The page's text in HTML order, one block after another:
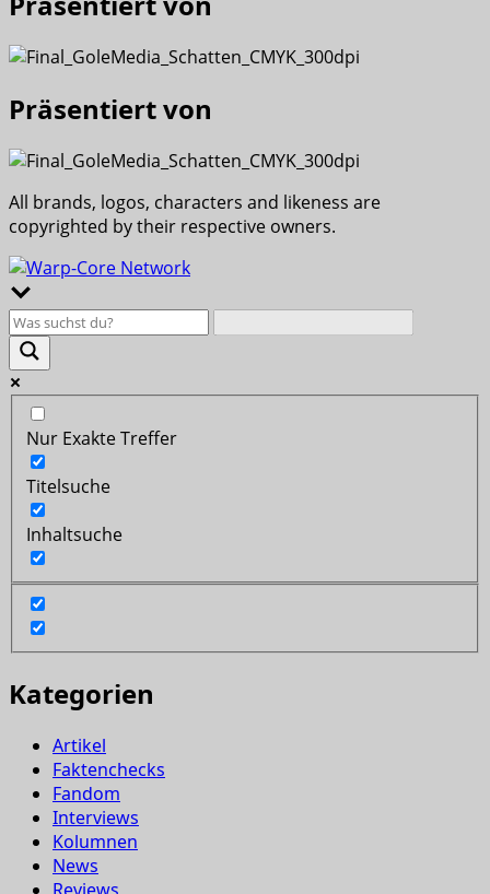
Präsentiert von
All brands, logos, characters and likeness are
copyrighted by their respective owners.
Nur Exakte Treffer
Titelsuche
Inhaltsuche
Kategorien
Artikel
Faktenchecks
Fandom
Interviews
Kolumnen
News
Reviews